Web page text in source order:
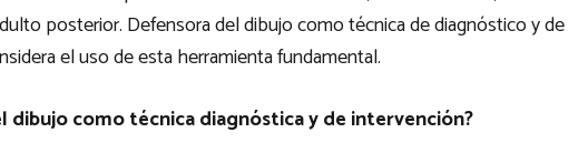
posterior. Defensora del dibujo como técnica de diagnóstico y de
el uso de esta herramienta fundamental.
dibujo como técnica diagnóstica y de intervención?